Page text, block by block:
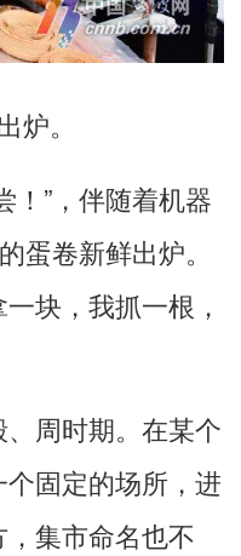
炉。
”，伴随着机器
蛋卷新鲜出炉。
块，我抓一根，
周时期。在某个
固定的场所，进
集市命名也不